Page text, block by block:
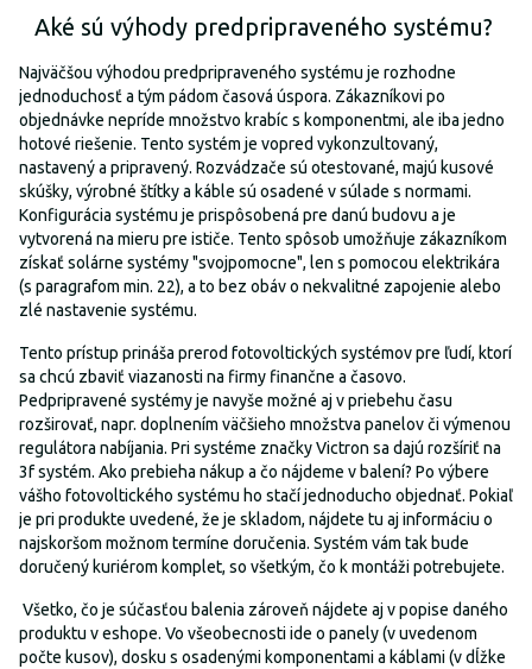
Aké sú výhody predpripraveného systému?
Najväčšou výhodou predpripraveného systému je rozhodne
jednoduchosť a tým pádom časová úspora. Zákazníkovi po
objednávke nepríde množstvo krabíc s komponentmi, ale iba jedno
hotové riešenie. Tento systém je vopred vykonzultovaný,
nastavený a pripravený. Rozvádzače sú otestované, majú kusové
skúšky, výrobné štítky a káble sú osadené v súlade s normami.
Konfigurácia systému je prispôsobená pre danú budovu a je
vytvorená na mieru pre ističe. Tento spôsob umožňuje zákazníkom
získať solárne systémy "svojpomocne", len s pomocou elektrikára
(s paragrafom min. 22), a to bez obáv o nekvalitné zapojenie alebo
zlé nastavenie systému.
Tento prístup prináša prerod fotovoltických systémov pre ľudí, ktorí
sa chcú zbaviť viazanosti na firmy finančne a časovo.
Pedpripravené systémy je navyše možné aj v priebehu času
rozširovať, napr. doplnením väčšieho množstva panelov či výmenou
regulátora nabíjania. Pri systéme značky Victron sa dajú rozšíriť na
3f systém. Ako prebieha nákup a čo nájdeme v balení? Po výbere
vášho fotovoltického systému ho stačí jednoducho objednať. Pokiaľ
je pri produkte uvedené, že je skladom, nájdete tu aj informáciu o
najskoršom možnom termíne doručenia. Systém vám tak bude
doručený kuriérom komplet, so všetkým, čo k montáži potrebujete.
Všetko, čo je súčasťou balenia zároveň nájdete aj v popise daného
produktu v eshope. Vo všeobecnosti ide o panely (v uvedenom
počte kusov), dosku s osadenými komponentami a káblami (v dĺžke